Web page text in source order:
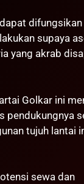
supaya
yang akrab
Golkar ini
pendukungnya
tujuh lantai
sewa dan